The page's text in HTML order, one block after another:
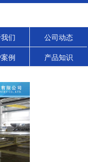
们 公司动态
例 产品知识